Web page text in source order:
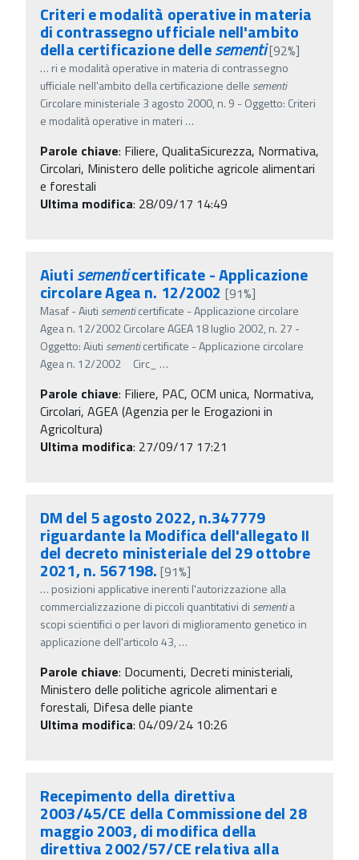
Criteri e modalità operative in materia
di contrassegno ufficiale nell'ambito
della certificazione dellesementi[92%]
… ri e modalità operative in materia di contrassegno
ufficiale nell'ambito della certificazione delle sementi
Circolare ministeriale 3 agosto 2000, n. 9 - Oggetto: Criteri
e modalità operative in materi …
Parole chiave: Filiere, QualitaSicurezza, Normativa,
Circolari, Ministero delle politiche agricole alimentari
e forestali
Ultima modifica: 28/09/17 14:49
Aiutisementicertificate - Applicazione
circolare Agea n. 12/2002 [91%]
Masaf - Aiuti sementicertificate - Applicazione circolare
Agea n. 12/2002 Circolare AGEA 18 luglio 2002, n. 27 -
Oggetto: Aiuti sementicertificate - Applicazione circolare
Agea n. 12/2002 Circ_
…
Parole chiave: Filiere, PAC, OCM unica, Normativa,
Circolari, AGEA (Agenzia per le Erogazioni in
Agricoltura)
Ultima modifica: 27/09/17 17:21
DM del 5 agosto 2022, n.347779
riguardante la Modifica dell'allegato II
del decreto ministeriale del 29 ottobre
2021, n. 567198. [91%]
… posizioni applicative inerenti l'autorizzazione alla
commercializzazione di piccoli quantitativi di sementia
scopi scientifici o per lavori di miglioramento genetico in
applicazione dell'articolo 43, …
Parole chiave: Documenti, Decreti ministeriali,
Ministero delle politiche agricole alimentari e
forestali, Difesa delle piante
Ultima modifica: 04/09/24 10:26
Recepimento della direttiva
2003/45/CE della Commissione del 28
maggio 2003, di modifica della
direttiva 2002/57/CE relativa alla